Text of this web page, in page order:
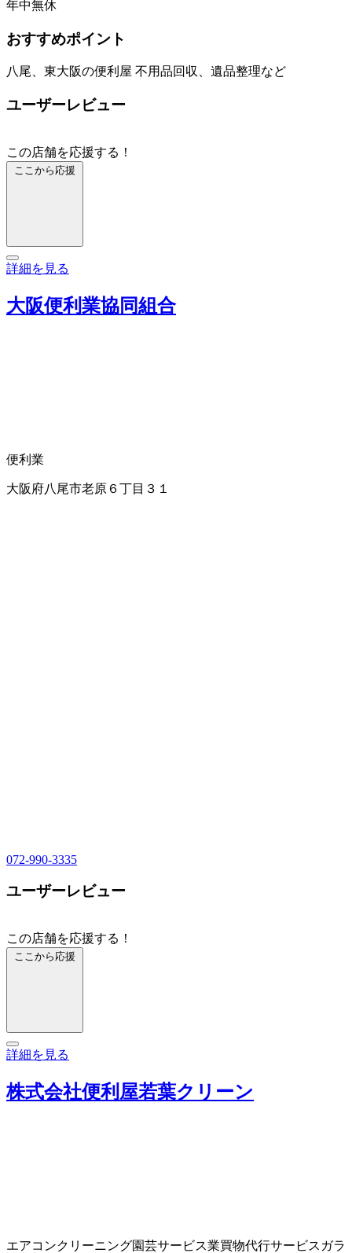
年中無休
おすすめポイント
八尾、東大阪の便利屋 不用品回収、遺品整理など
ユーザーレビュー
この店舗を応援する！
ここから応援
詳細を見る
大阪便利業協同組合
便利業
大阪府八尾市老原６丁目３１
072-990-3335
ユーザーレビュー
この店舗を応援する！
ここから応援
詳細を見る
株式会社便利屋若葉クリーン
エアコンクリーニング園芸サービス業買物代行サービス ガラ